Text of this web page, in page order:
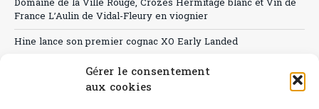
Gérer le consentement
aux cookies
Domaine de la Ville Rouge, Crozes Hermitage blanc et Vin de
France L’Aulin de Vidal-Fleury en viognier
Hine lance son premier cognac XO Early Landed
Canicule : A quand le CHR à « l’heure espagnole » ?